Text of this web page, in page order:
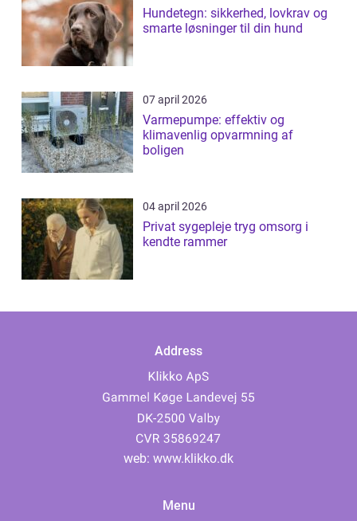
Hundetegn: sikkerhed, lovkrav og
smarte løsninger til din hund
07 april 2026
Varmepumpe: effektiv og
klimavenlig opvarmning af
boligen
04 april 2026
Privat sygepleje tryg omsorg i
kendte rammer
Address
web: www.klikko.dk
Menu